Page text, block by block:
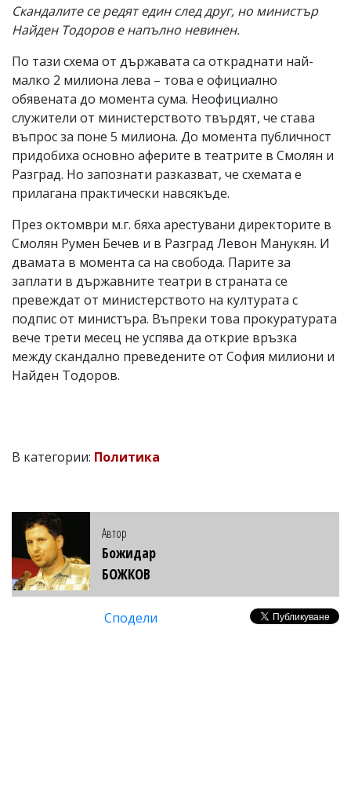
Скандалите се редят един след друг, но министър
Найден Тодоров е напълно невинен.
По тази схема от държавата са откраднати най-
малко 2 милиона лева – това е официално
обявената до момента сума. Неофициално
служители от министерството твърдят, че става
въпрос за поне 5 милиона. До момента публичност
придобиха основно аферите в театрите в Смолян и
Разград. Но запознати разказват, че схемата е
прилагана практически навсякъде.
През октомври м.г. бяха арестувани директорите в
Смолян Румен Бечев и в Разград Левон Манукян. И
двамата в момента са на свобода. Парите за
заплати в държавните театри в страната се
превеждат от министерството на културата с
подпис от министъра. Въпреки това прокуратурата
вече трети месец не успява да открие връзка
между скандално преведените от София милиони и
Найден Тодоров.
В категории: Политика
Автор
Божидар
БОЖКОВ
Сподели